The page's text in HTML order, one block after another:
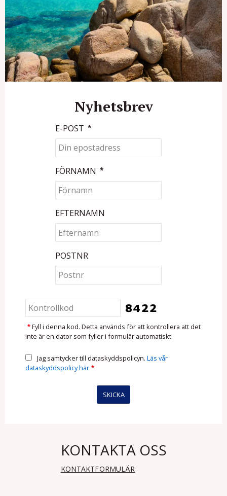
Nyhetsbrev
E-POST *
FÖRNAMN *
EFTERNAMN
POSTNR
* Fyll i denna kod. Detta används för att kontrollera att det
inte är en dator som fyller i formulär automatiskt.
Jag samtycker till dataskyddspolicyn. Läs vår
dataskyddspolicy här *
KONTAKTA OSS
KONTAKTFORMULÄR